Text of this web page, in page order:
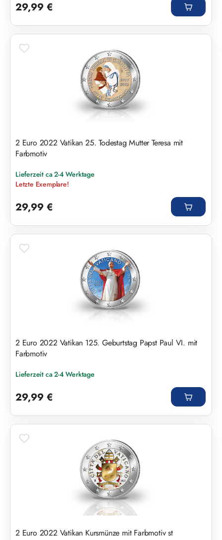
29,99 €
2 Euro 2022 Vatikan 25. Todestag Mutter Teresa mit
Farbmotiv
Lieferzeit ca 2-4 Werktage
Letzte Exemplare!
29,99 €
2 Euro 2022 Vatikan 125. Geburtstag Papst Paul VI. mit
Farbmotiv
Lieferzeit ca 2-4 Werktage
29,99 €
2 Euro 2022 Vatikan Kursmünze mit Farbmotiv st